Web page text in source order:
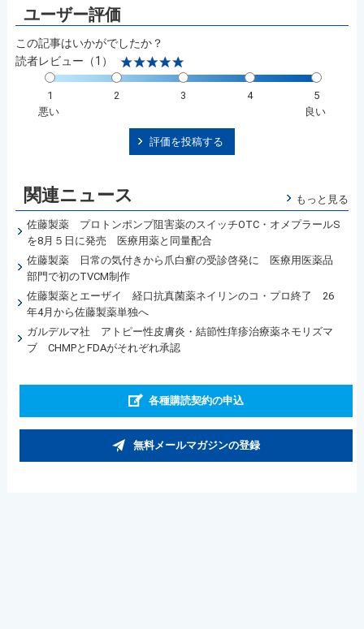
この記事はいかがでしたか？
読者レビュー（1）
1 2 3 4
5
悪い
良い
評価を投稿する
関連ニュース もっと見る
佐藤製薬 プロトンポンプ阻害薬のスイッチOTC・オメプラールS
を8月５日に発売 医療用薬と同量配合
佐藤製薬 日常の気付きから爪白癬の受診啓発に 医療用医薬品
部門で初のTVCM制作
佐藤製薬とエーザイ 経口抗真菌薬ネイリンのコ・プロ終了 26
年4月から佐藤製薬単独へ
ガルデルマ社 アトピー性皮膚炎・結節性痒疹治療薬ネモリズマ
ブ CHMPとFDAがそれぞれ承認
各種購読契約の申込
無料メールマガジンの登録